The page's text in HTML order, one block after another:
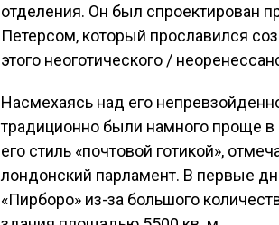
отделения. Он был спроектирован
Петерсом, который прославился
этого неоготического /
Насмехаясь над его
традиционно были намного проще
его стиль «почтовой готикой»,
лондонский парламент. В первые
«Пирборо» из-за большого